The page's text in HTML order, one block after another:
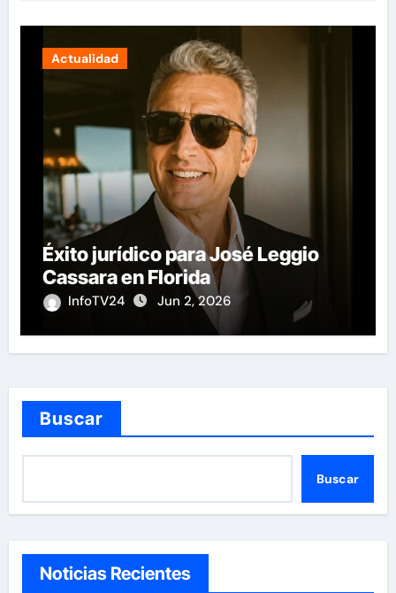
Actualidad
Éxito jurídico para José Leggio
Cassara en Florida
InfoTV24 Jun 2, 2026
Buscar
Buscar
Noticias Recientes